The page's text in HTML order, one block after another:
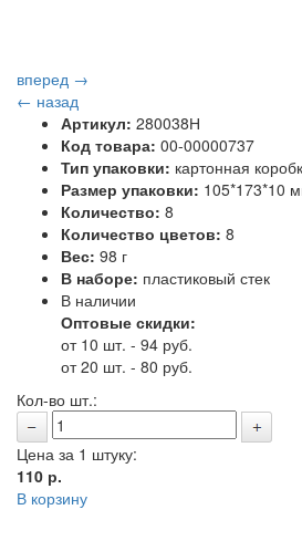
вперед →
← назад
Артикул: 280038Н
Код товара: 00-00000737
Тип упаковки: картонная
Размер упаковки: 105*173*10
Количество: 8
Количество цветов: 8
Вес: 98 г
В наборе: пластиковый стек
В наличии
Оптовые скидки:
от 10 шт. - 94 руб.
от 20 шт. - 80 руб.
Кол-во шт.:
Цена за 1 штуку:
110 р.
В корзину